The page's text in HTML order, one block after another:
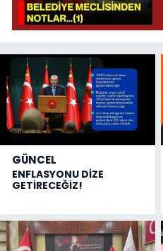
GÜNCEL
ENFLASYONU DİZE
GETİRECEĞİZ!